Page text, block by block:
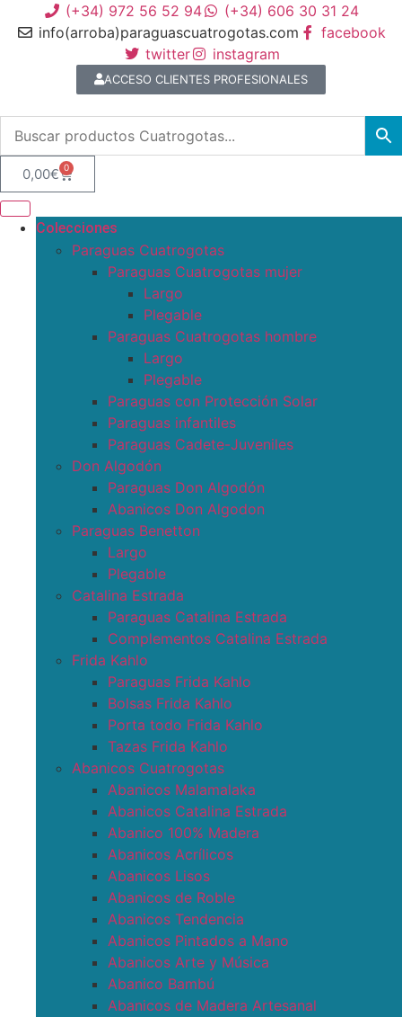
(+34) 972 56 52 94
(+34) 606 30 31 24
info(arroba)paraguascuatrogotas.com
facebook
twitter
instagram
ACCESO CLIENTES PROFESIONALES
0,00€ 0
Colecciones
Paraguas Cuatrogotas
Paraguas Cuatrogotas mujer
Largo
Plegable
Paraguas Cuatrogotas hombre
Largo
Plegable
Paraguas con Protección Solar
Paraguas infantiles
Paraguas Cadete-Juveniles
Don Algodón
Paraguas Don Algodón
Abanicos Don Algodon
Paraguas Benetton
Largo
Plegable
Catalina Estrada
Paraguas Catalina Estrada
Complementos Catalina Estrada
Frida Kahlo
Paraguas Frida Kahlo
Bolsas Frida Kahlo
Porta todo Frida Kahlo
Tazas Frida Kahlo
Abanicos Cuatrogotas
Abanicos Malamalaka
Abanicos Catalina Estrada
Abanico 100% Madera
Abanicos Acrílicos
Abanicos Lisos
Abanicos de Roble
Abanicos Tendencia
Abanicos Pintados a Mano
Abanicos Arte y Música
Abanico Bambú
Abanicos de Madera Artesanal